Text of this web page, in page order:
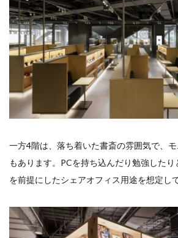
一方4階は、落ち着いた書斎の雰囲気で、
もあります。PCを持ち込んだり勉強した
を前提にしたシェアオフィス用途を想定し